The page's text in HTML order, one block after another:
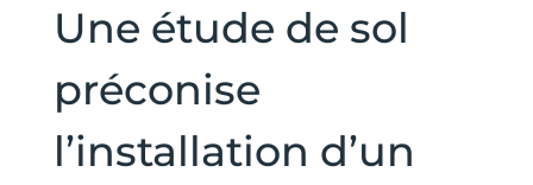
Une étude de sol
préconise
l’installation d’un